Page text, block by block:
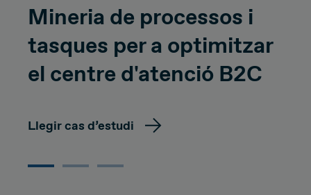
Mineria de processos i
tasques per a optimitzar
el centre d'atenció B2C
Llegir cas d’estudi